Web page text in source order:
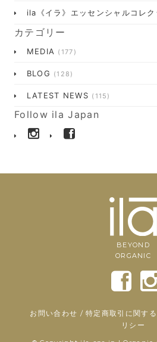
ila《イラ》エッセンシャルコレ
カテゴリー
MEDIA (177)
BLOG (128)
LATEST NEWS (115)
Follow ila Japan
BEYOND
ORGANIC
お問い合わせ /特定商取引に関す
リシー